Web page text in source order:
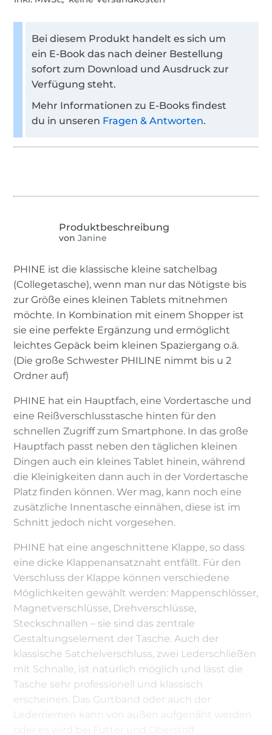
Bei diesem Produkt handelt es sich um
ein E-Book das nach deiner Bestellung
sofort zum Download und Ausdruck zur
Verfügung steht.
Mehr Informationen zu E-Books findest
du in unseren Fragen & Antworten.
von Janine
PHINE ist die klassische kleine satchelbag
(Collegetasche), wenn man nur das Nötigste bis
zur Größe eines kleinen Tablets mitnehmen
möchte. In Kombination mit einem Shopper ist
sie eine perfekte Ergänzung und ermöglicht
leichtes Gepäck beim kleinen Spaziergang o.ä.
(Die große Schwester PHILINE nimmt bis u 2
Ordner auf)
PHINE hat ein Hauptfach, eine Vordertasche und
eine Reißverschlusstasche hinten für den
schnellen Zugriff zum Smartphone. In das große
Hauptfach passt neben den täglichen kleinen
Dingen auch ein kleines Tablet hinein, während
die Kleinigkeiten dann auch in der Vordertasche
Platz finden können. Wer mag, kann noch eine
zusätzliche Innentasche einnähen, diese ist im
Schnitt jedoch nicht vorgesehen.
PHINE hat eine angeschnittene Klappe, so dass
eine dicke Klappenansatznaht entfällt. Für den
Verschluss der Klappe können verschiedene
Möglichkeiten gewählt werden: Mappenschlösser,
Magnetverschlüsse, Drehverschlüsse,
Steckschnallen – sie sind das zentrale
Gestaltungselement der Tasche. Auch der
klassische Satchelverschluss, zwei Lederschließen
mit Schnalle, ist natürlich möglich und lässt die
Tasche sehr professionell und klassisch
erscheinen. Das Gurtband oder auch der
Lederriemen kann von außen aufgenäht werden